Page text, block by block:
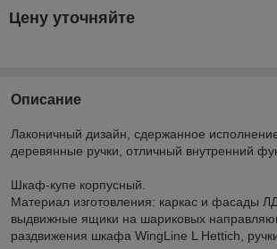
Цену уточняйте
Описание
Лаконичный дизайн, сдержанное
деревянные ручки, отличный внутренний
Шкаф-купе корпусный.
Материал изготовления: каркас и фасады
выдвижные ящики на шариковых
раздвижения шкафа WingLine L Hettich,